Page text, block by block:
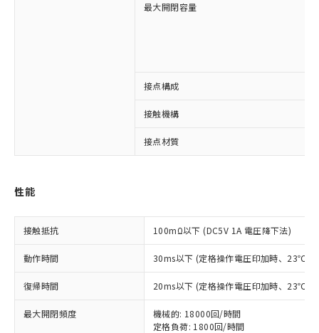
最大開閉容量
接点構成
接触機構
接点材質
性能
接触抵抗 100mΩ以下 (DC5V 1A 電圧降下法)
動作時間 30ms以下 (定格操作電圧印加時、23℃、
復帰時間 20ms以下 (定格操作電圧印加時、23℃、
最大開閉頻度
機械的: 18000回/時間
定格負荷: 1800回/時間
以下の条件をお読みいただき、同意のうえ
本サービスは、当社制御機器事業取扱
商品の当社在庫状況および標準価格
(税抜)を提供させていただくもので
非含有に対応した製品が提供可能な商品で
対応予定なし：EU RoHS指令（10物質）の
非含有に非対応の商品で、対応品を出す予
定はありません。
調査・確認中：EU RoHS指令（10物質）の
非含有の対応状況を調査中または確認中の
非該当品：ライセンス料など無形物で、有
害物質有無と関係のない商品です。
※1 中国RoHS○×表
「○」：最大均質材料含有率が中国RoHSの
基準値以下であることを示します。